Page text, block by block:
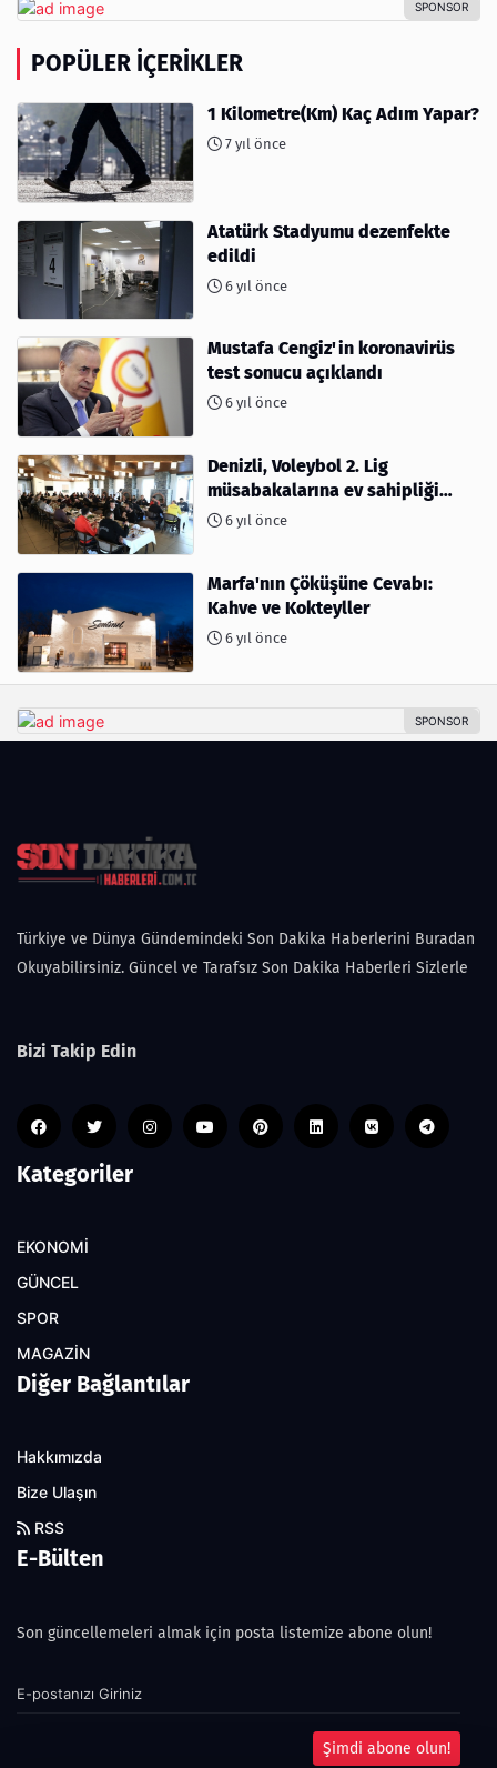
POPÜLER İÇERIKLER
1 Kilometre(Km) Kaç Adım Yapar?
7 yıl önce
Atatürk Stadyumu dezenfekte
edildi
6 yıl önce
Mustafa Cengiz'in koronavirüs
test sonucu açıklandı
6 yıl önce
Denizli, Voleybol 2. Lig
müsabakalarına ev sahipliği
yapıyor
6 yıl önce
Marfa'nın Çöküşüne Cevabı:
Kahve ve Kokteyller
6 yıl önce
Türkiye ve Dünya Gündemindeki Son Dakika Haberlerini Buradan
Okuyabilirsiniz. Güncel ve Tarafsız Son Dakika Haberleri Sizlerle
Bizi Takip Edin
Kategoriler
EKONOMİ
GÜNCEL
SPOR
MAGAZİN
Diğer Bağlantılar
Hakkımızda
Bize Ulaşın
RSS
E-Bülten
Son güncellemeleri almak için posta listemize abone olun!
Şimdi abone olun!